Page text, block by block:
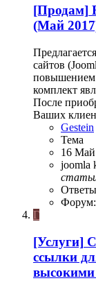
[Продам]
(Май
сайтов
повышением
комплект
После
Ваших
Gestein
Тема
16
joomla
Форум:
Г
[Услуги]
ссылки